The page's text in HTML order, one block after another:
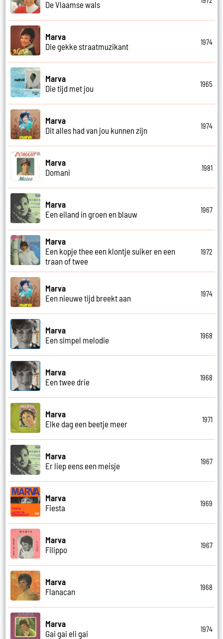
De Vlaamse wals
Marva
Die gekke straatmuzikant
1974
Marva
Die tijd met jou
1965
Marva
Dit alles had van jou kunnen zijn
1974
Marva
Domani
1981
Marva
Een eiland in groen en blauw
1967
Marva
Een kopje thee een klontje suiker en een
traan of twee
1972
Marva
Een nieuwe tijd breekt aan
1974
Marva
Een simpel melodie
1968
Marva
Een twee drie
1968
Marva
Elke dag een beetje meer
1971
Marva
Er liep eens een meisje
1967
Marva
Fiesta
1969
Marva
Filippo
1967
Marva
Flanacan
1968
Marva
Gai gai eli gai
1974